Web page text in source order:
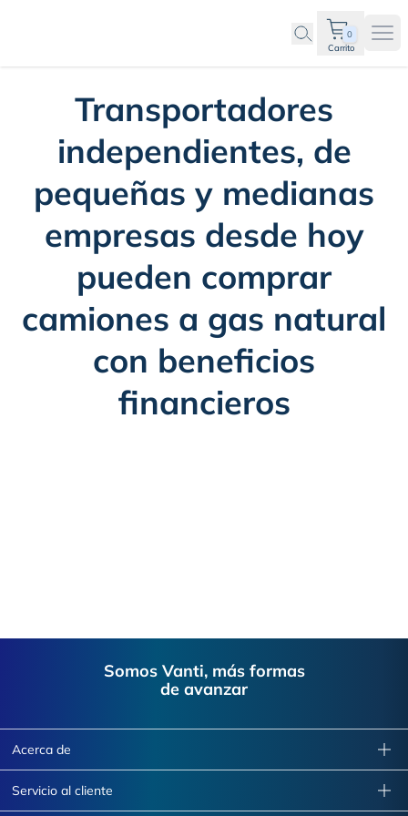
0
Carrito
Transportadores
independientes, de
pequeñas y medianas
empresas desde hoy
pueden comprar
camiones a gas natural
con beneficios
financieros
Somos Vanti, más formas
de avanzar
Acerca de
Servicio al cliente